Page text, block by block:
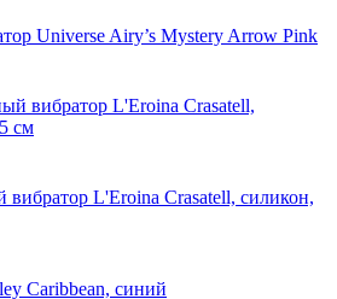
Universe Airy’s Mystery Arrow Pink
L'Eroina Crasatell, силикон,